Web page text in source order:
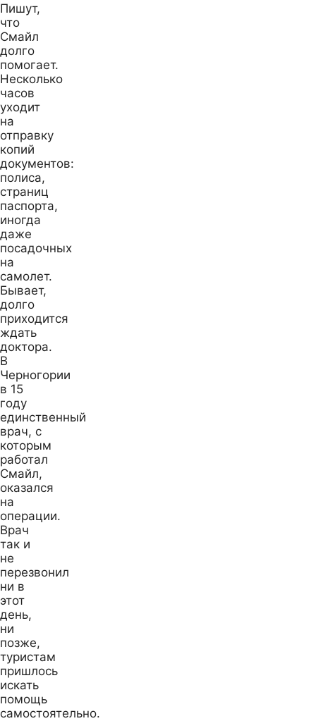
Пишут,
что
Смайл
долго
помогает.
Несколько
часов
уходит
на
отправку
копий
документов:
полиса,
страниц
паспорта,
иногда
даже
посадочных
на
самолет.
Бывает,
долго
приходится
ждать
доктора.
В
Черногории
в 15
году
единственный
врач, с
которым
работал
Смайл,
оказался
на
операции.
Врач
так и
не
перезвонил
ни в
этот
день,
ни
позже,
туристам
пришлось
искать
помощь
самостоятельно.